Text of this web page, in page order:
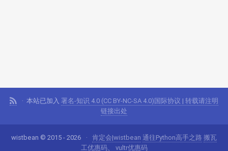
本站已加入 署名-知识 4.0 (CC BY-NC-SA 4.0)国际协议 | 转载请注明
链接出处
wistbean © 2015 - 2026 肯定会|wistbean 通往Python高手之路 搬瓦
工优惠码、 vultr优惠码